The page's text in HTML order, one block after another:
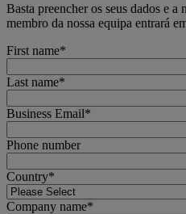
Basta preencher os seus dados e a
membro da nossa equipa entrará
First name*
Last name*
Business Email*
Phone number
Country*
Company name*